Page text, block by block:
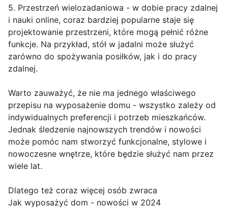
5. Przestrzeń wielozadaniowa - w dobie pracy zdalnej
i nauki online, coraz bardziej popularne staje się
projektowanie przestrzeni, które mogą pełnić różne
funkcje. Na przykład, stół w jadalni może służyć
zarówno do spożywania posiłków, jak i do pracy
zdalnej.
Warto zauważyć, że nie ma jednego właściwego
przepisu na wyposażenie domu - wszystko zależy od
indywidualnych preferencji i potrzeb mieszkańców.
Jednak śledzenie najnowszych trendów i nowości
może pomóc nam stworzyć funkcjonalne, stylowe i
nowoczesne wnętrze, które będzie służyć nam przez
wiele lat.
Dlatego też coraz więcej osób zwraca
Jak wyposażyć dom - nowości w 2024